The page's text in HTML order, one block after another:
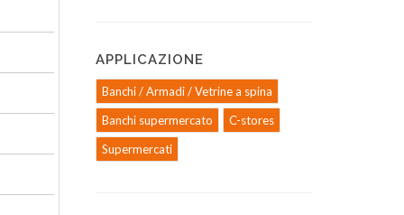
APPLICAZIONE
Banchi / Armadi / Vetrine a spina
Banchi supermercato
C-stores
Supermercati